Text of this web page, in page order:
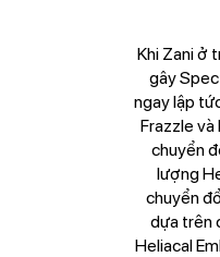
Khi Zani ở
gây
ngay lập
Frazzle
chuyển
lượng
chuyển
dựa trên
Heliacal